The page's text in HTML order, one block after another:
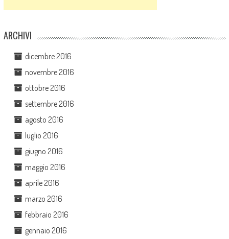
ARCHIVI
dicembre 2016
novembre 2016
ottobre 2016
settembre 2016
agosto 2016
luglio 2016
giugno 2016
maggio 2016
aprile 2016
marzo 2016
febbraio 2016
gennaio 2016